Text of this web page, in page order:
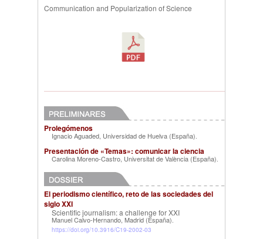
Communication and Popularization of Science
Prolegómenos
Ignacio Aguaded, Universidad de Huelva (España).
Presentación de «Temas»: comunicar la ciencia
Carolina Moreno-Castro, Universitat de València (España).
El periodismo científico, reto de las sociedades del
siglo XXI
Scientific journalism: a challenge for XXI
Manuel Calvo-Hernando, Madrid (España).
https://doi.org/10.3916/C19-2002-03